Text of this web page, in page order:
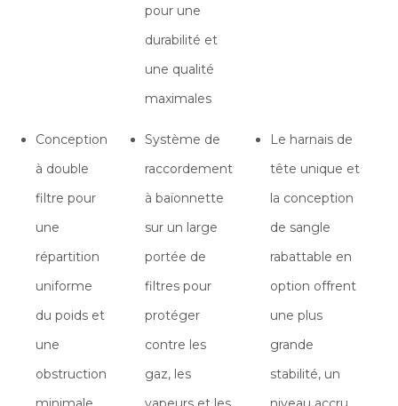
pour une
durabilité et
une qualité
maximales
Conception
à double
filtre pour
une
répartition
uniforme
du poids et
une
obstruction
Système de
raccordement
à baïonnette
sur un large
portée de
filtres pour
protéger
contre les
gaz, les
Le harnais de
tête unique et
la conception
de sangle
rabattable en
option offrent
une plus
grande
stabilité, un